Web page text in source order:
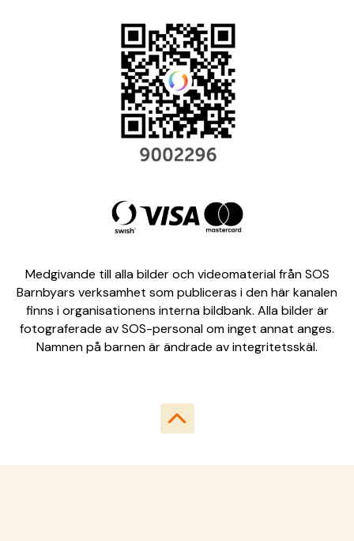
Medgivande till alla bilder och videomaterial från SOS
Barnbyars verksamhet som publiceras i den här kanalen
finns i organisationens interna bildbank. Alla bilder är
fotograferade av SOS-personal om inget annat anges.
Namnen på barnen är ändrade av integritetsskäl.